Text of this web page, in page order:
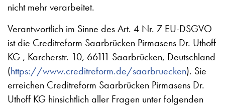
nicht mehr verarbeitet.
Verantwortlich im Sinne des Art. 4 Nr. 7 EU-DSGVO
ist die Creditreform Saarbrücken Pirmasens Dr. Uthoff
KG , Karcherstr. 10, 66111 Saarbrücken, Deutschland
(https://www.creditreform.de/saarbruecken). Sie
erreichen Creditreform Saarbrücken Pirmasens Dr.
Uthoff KG hinsichtlich aller Fragen unter folgenden